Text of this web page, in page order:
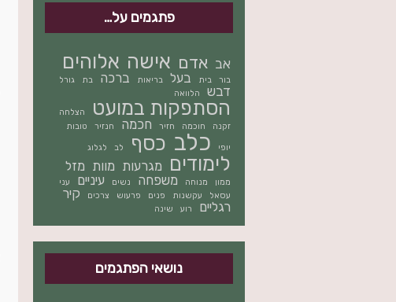
פתגמים על…
אב אדם אישה אלוהים
בור בית בעל בריאות ברכה בת גורל
דבש הלוואה
הסתפקות במועט
הצלחה
זקנה
חוכמה חזיר חכמה חנזיר טובות
יופי כלב כסף לב לגלוג
לימודים מגרעות מוות מזל
ממון מנוחה משפחה נשים עיניים
עני
עסאל
עקשנות פנים פרעוש צרכים
קיר
רגליים
רוע שינה
נושאי הפתגמים